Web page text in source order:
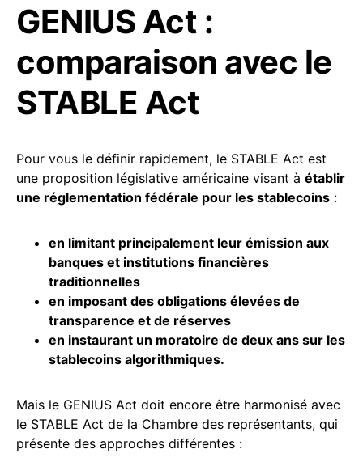
GENIUS Act :
comparaison avec le
STABLE Act
Pour vous le définir rapidement, le STABLE Act est
une proposition législative américaine visant à établir
une réglementation fédérale pour les stablecoins :
en limitant principalement leur émission aux
banques et institutions financières
traditionnelles
en imposant des obligations élevées de
transparence et de réserves
en instaurant un moratoire de deux ans sur les
stablecoins algorithmiques.
Mais le GENIUS Act doit encore être harmonisé avec
le STABLE Act de la Chambre des représentants, qui
présente des approches différentes :